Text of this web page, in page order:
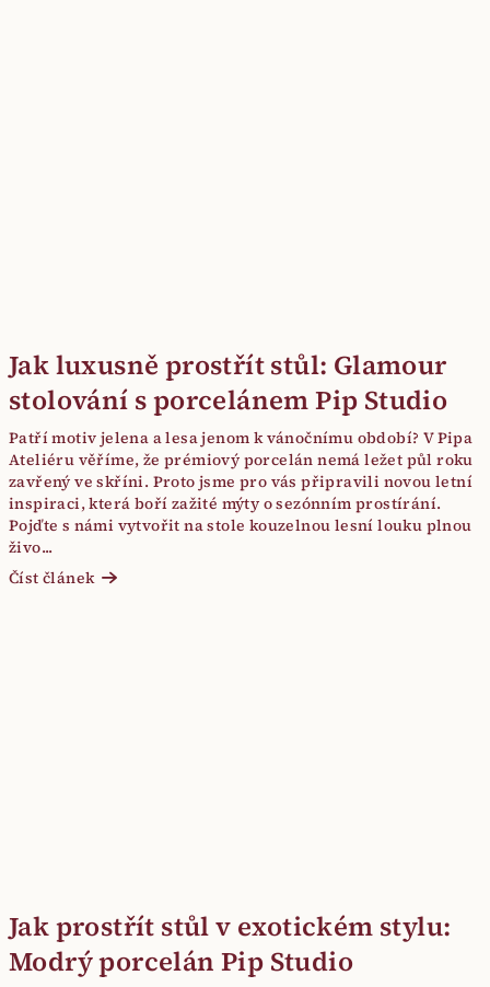
Jak luxusně prostřít stůl: Glamour
stolování s porcelánem Pip Studio
Patří motiv jelena a lesa jenom k vánočnímu období? V Pipa
Ateliéru věříme, že prémiový porcelán nemá ležet půl roku
zavřený ve skříni. Proto jsme pro vás připravili novou letní
inspiraci, která boří zažité mýty o sezónním prostírání.
Pojďte s námi vytvořit na stole kouzelnou lesní louku plnou
živo...
Číst článek
Jak prostřít stůl v exotickém stylu:
Modrý porcelán Pip Studio